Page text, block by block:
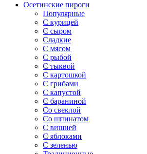
Осетинские пироги
Популярные
С курицей
С сыром
Сладкие
С мясом
С рыбой
С тыквой
С картошкой
С грибами
С капустой
C бараниной
Со свеклой
Со шпинатом
С вишней
С яблоками
С зеленью